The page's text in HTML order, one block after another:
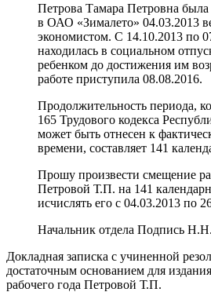
Петрова Тамара Петровна была
в ОАО «Зималето» 04.03.2013
экономистом. С 14.10.2013 по
находилась в социальном
ребенком до достижения им
работе приступила 08.08.2016.
Продолжительность периода,
165 Трудового кодекса
может быть отнесен к
времени, составляет 141
Прошу произвести смещение
Петровой Т.П. на 141
исчислять его с 04.03.2013 по
Начальник отдела Подпись
Докладная записка с учиненной
достаточным основанием для
рабочего года Петровой Т.П.